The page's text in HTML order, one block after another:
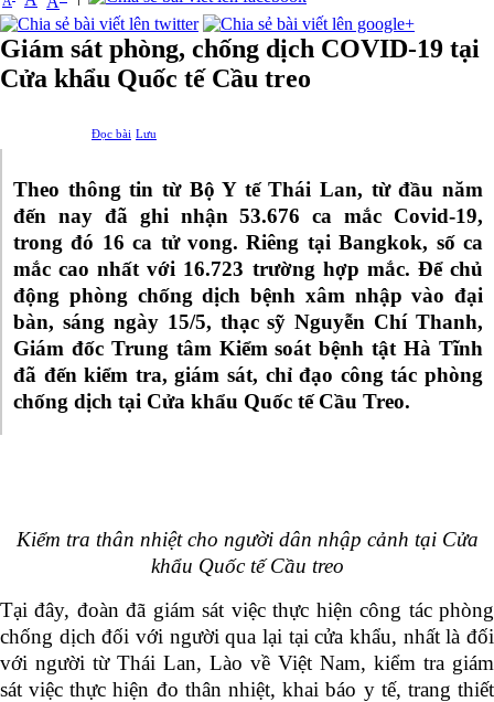
Giám sát phòng, chống dịch COVID-19 tại
Cửa khẩu Quốc tế Cầu treo
Đọc bài Lưu
Theo thông tin từ Bộ Y tế Thái Lan, từ đầu năm
đến nay đã ghi nhận 53.676 ca mắc Covid-19,
trong đó 16 ca tử vong. Riêng tại Bangkok, số ca
mắc cao nhất với 16.723 trường hợp mắc. Để chủ
động phòng chống dịch bệnh xâm nhập vào đại
bàn, sáng ngày 15/5, thạc sỹ Nguyễn Chí Thanh,
Giám đốc Trung tâm Kiểm soát bệnh tật Hà Tĩnh
đã đến kiểm tra, giám sát, chỉ đạo công tác phòng
chống dịch tại Cửa khẩu Quốc tế Cầu Treo.
Kiểm tra thân nhiệt cho người dân nhập cảnh tại Cửa
khẩu Quốc tế Cầu treo
Tại đây, đoàn đã giám sát việc thực hiện công tác phòng
chống dịch đối với người qua lại tại cửa khẩu, nhất là đối
với người từ Thái Lan, Lào về Việt Nam, kiểm tra giám
sát việc thực hiện đo thân nhiệt, khai báo y tế, trang thiết